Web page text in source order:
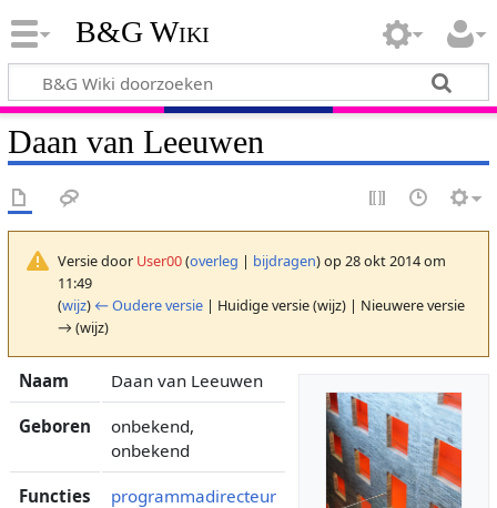
B&G Wiki
Daan van Leeuwen
Versie door User00(overleg | bijdragen)op 28 okt 2014 om
11:49
(wijz) ← Oudere versie| Huidige versie (wijz) | Nieuwere versie
→ (wijz)
Naam Daan van Leeuwen
Geboren
onbekend,
onbekend
Functies programmadirecteur